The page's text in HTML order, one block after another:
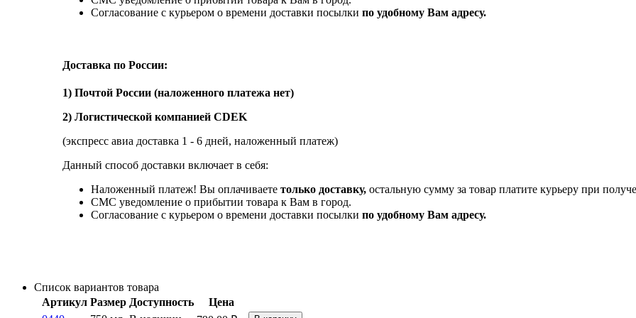
Согласование с курьером о времени доставки посылки по удобному Вам адресу.
Доставка по России:
1) Почтой России (наложенного платежа нет)
2) Логистической компанией CDEK
(экспресс авиа доставка 1 - 6 дней, наложенный платеж)
Данный способ доставки включает в себя:
Наложенный платеж! Вы оплачиваете только доставку, остальную сумму за товар платите курьеру при
СМС уведомление о прибытии товара к Вам в город.
Согласование с курьером о времени доставки посылки по удобному Вам адресу.
Список вариантов товара
Артикул Размер Доступность
Цена